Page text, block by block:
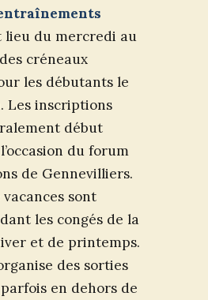
lieu du mercredi au
créneaux
les débutants le
Les inscriptions
début
du forum
de Gennevilliers.
sont
les congés de la
et de printemps.
des sorties
en dehors de